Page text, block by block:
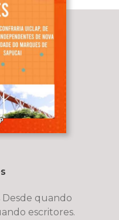
escritores.